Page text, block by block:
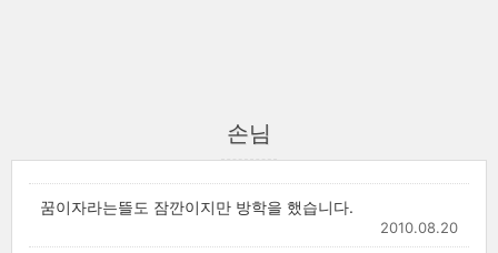
손님
꿈이자라는뜰도 잠깐이지만 방학을 했습니다.
2010.08.20